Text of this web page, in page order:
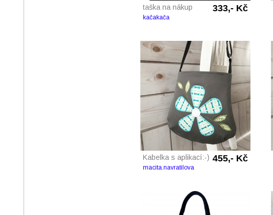
taška na nákup 333,- Kč
kačakača
Kabelka s aplikací:-) 455,- Kč
macita.navratilova